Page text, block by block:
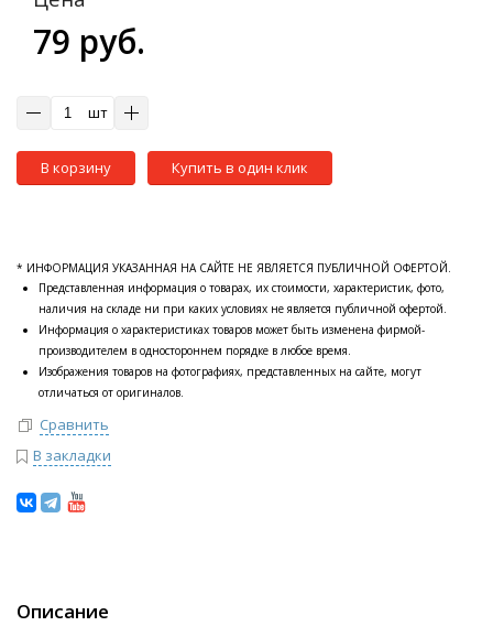
79 руб.
шт
В корзину Купить в один клик
* ИНФОРМАЦИЯ УКАЗАННАЯ НА САЙТЕ НЕ ЯВЛЯЕТСЯ ПУБЛИЧНОЙ ОФЕРТОЙ.
Представленная информация о товарах, их стоимости, характеристик, фото,
наличия на складе ни при каких условиях не является публичной офертой.
Информация о характеристиках товаров может быть изменена фирмой-
производителем в одностороннем порядке в любое время.
Изображения товаров на фотографиях, представленных на сайте, могут
отличаться от оригиналов.
Сравнить
В закладки
Описание